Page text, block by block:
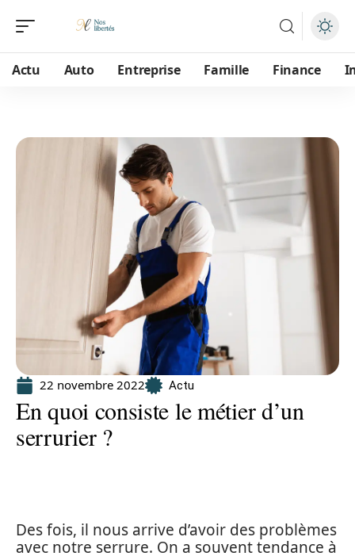
Actu Auto Entreprise Famille Finance
22 novembre 2022 Actu
En quoi consiste le métier d’un
serrurier ?
Des fois, il nous arrive d’avoir des problèmes
avec notre serrure. On a souvent tendance à